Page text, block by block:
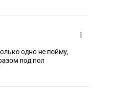
одно не пойму,
под пол